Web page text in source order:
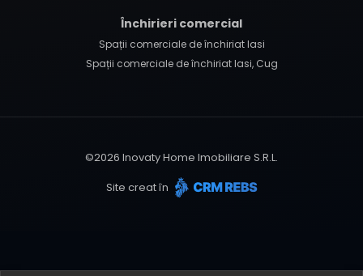
Închirieri comercial
Spații comerciale de închiriat Iasi
Spații comerciale de închiriat Iasi, Cug
©2026 Inovaty Home Imobiliare S.R.L.
Site creat în